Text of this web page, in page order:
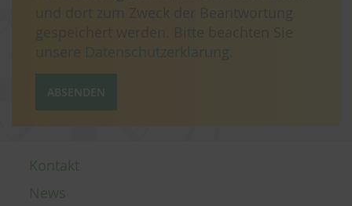
Datenschutzerklärung
ABSENDEN
Kontakt
News